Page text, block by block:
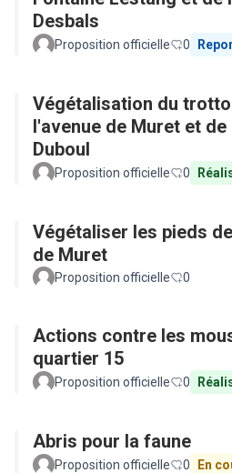
Desbals
Proposition officielle 0
Végétalisation du
l'avenue de Muret et de
Duboul
Proposition officielle 0
Végétaliser les pieds
de Muret
Proposition officielle 0
Actions contre les
quartier 15
Proposition officielle 0
Abris pour la faune
Proposition officielle 0 En